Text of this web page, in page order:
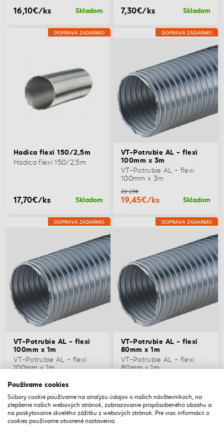
16,10€/ks Skladom 7,30€/ks Skladom
DOPRAVA ZADARMO
Hadica flexi 150/2,5m
Hadica flexi 150/2,5m
17,70€/ks Skladom
DOPRAVA ZADARMO
VT-Potrubie AL - flexi
100mm x 3m
VT-Potrubie AL - flexi
100mm x 3m
20,23€
19,45€/ks Skladom
DOPRAVA ZADARMO
VT-Potrubie AL - flexi
100mm x 1m
VT-Potrubie AL - flexi
100mm x 1m
8,71€
8,40€/ks
DOPRAVA ZADARMO
VT-Potrubie AL - flexi
80mm x 1m
VT-Potrubie AL - flexi
80mm x 1m
DOPRAVA ZADARMO DOPRAVA ZADARMO
Používame cookies
Súbory cookie používame na analýzu údajov o našich návštevníkoch, na
zlepšenie našich webových stránok, zobrazovanie prispôsobeného obsahu a
na poskytovanie skvelého zážitku z webových stránok. Pre viac informácií o
cookies používame otvorené nastavenia.